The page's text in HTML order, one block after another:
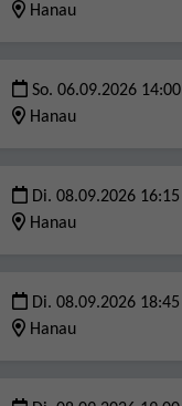
Hanau
So. 06.09.2026 14:00
Hanau
Di. 08.09.2026 16:15
Hanau
Di. 08.09.2026 18:45
Hanau